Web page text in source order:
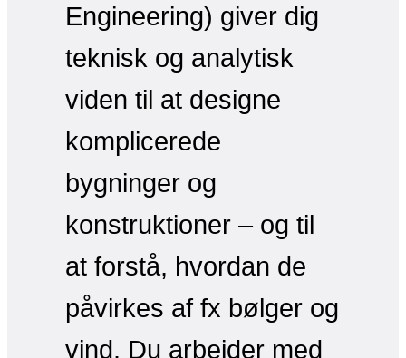
Engineering) giver dig
teknisk og analytisk
viden til at designe
komplicerede
bygninger og
konstruktioner – og til
at forstå, hvordan de
påvirkes af fx bølger og
vind. Du arbejder med